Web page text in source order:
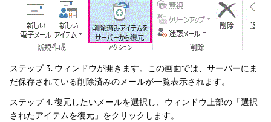
ステップ 3. ウィンドウが開きます。この画面では、サーバーにま
だ保存されている削除済みのメールが一覧表示されます。
ステップ 4. 復元したいメールを選択し、ウィンドウ上部の「選択
されたアイテムを復元」をクリックします。